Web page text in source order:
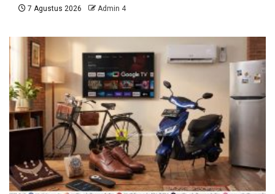
7 Agustus 2026 Admin 4